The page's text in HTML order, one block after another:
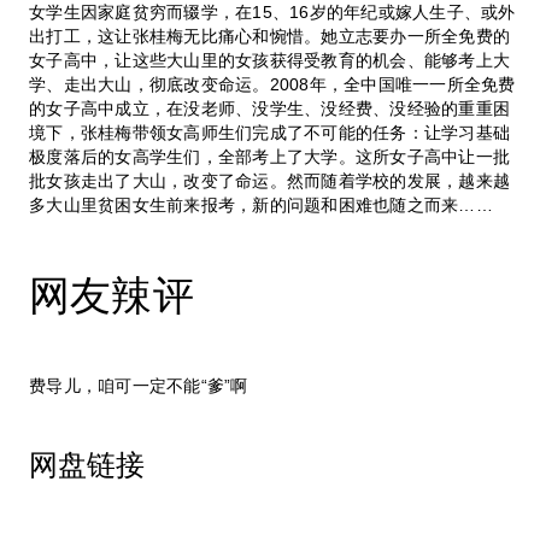
女学生因家庭贫穷而辍学，在15、16岁的年纪或嫁人生子、或外
出打工，这让张桂梅无比痛心和惋惜。她立志要办一所全免费的
女子高中，让这些大山里的女孩获得受教育的机会、能够考上大
学、走出大山，彻底改变命运。2008年，全中国唯一一所全免费
的女子高中成立，在没老师、没学生、没经费、没经验的重重困
境下，张桂梅带领女高师生们完成了不可能的任务：让学习基础
极度落后的女高学生们，全部考上了大学。这所女子高中让一批
批女孩走出了大山，改变了命运。然而随着学校的发展，越来越
多大山里贫困女生前来报考，新的问题和困难也随之而来……
网友辣评
费导儿，咱可一定不能“爹”啊
网盘链接